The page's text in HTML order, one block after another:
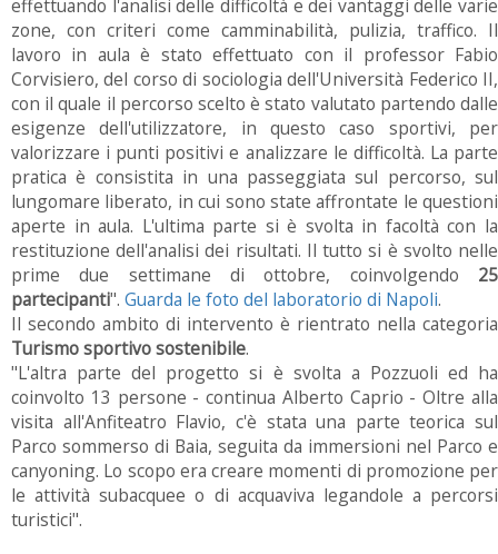
effettuando l'analisi delle difficoltà e dei vantaggi delle varie
zone, con criteri come camminabilità, pulizia, traffico. Il
lavoro in aula è stato effettuato con il professor Fabio
Corvisiero, del corso di sociologia dell'Università Federico II,
con il quale il percorso scelto è stato valutato partendo dalle
esigenze dell'utilizzatore, in questo caso sportivi, per
valorizzare i punti positivi e analizzare le difficoltà. La parte
pratica è consistita in una passeggiata sul percorso, sul
lungomare liberato, in cui sono state affrontate le questioni
aperte in aula. L'ultima parte si è svolta in facoltà con la
restituzione dell'analisi dei risultati. Il tutto si è svolto nelle
prime due settimane di ottobre, coinvolgendo 25
partecipanti". Guarda le foto del laboratorio di Napoli.
Il secondo ambito di intervento è rientrato nella categoria
Turismo sportivo sostenibile.
"L'altra parte del progetto si è svolta a Pozzuoli ed ha
coinvolto 13 persone - continua Alberto Caprio - Oltre alla
visita all'Anfiteatro Flavio, c'è stata una parte teorica sul
Parco sommerso di Baia, seguita da immersioni nel Parco e
canyoning. Lo scopo era creare momenti di promozione per
le attività subacquee o di acquaviva legandole a percorsi
turistici".